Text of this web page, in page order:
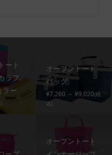
ート
ラフ
ラー
オープントート
バッグ
¥7,260 ～ ¥9,020(税
込)
オープントート